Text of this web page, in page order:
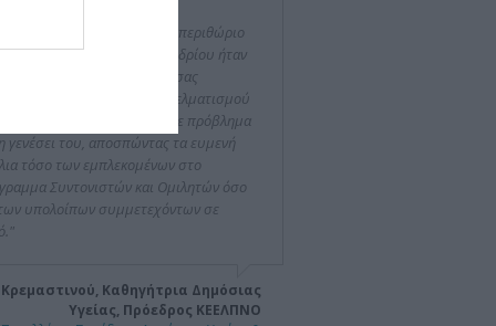
το γεγονός ότι το χρονικό περιθώριο
του εφετινού Συνεδρίου ήταν
βραχύ, οι συνεργάτες σας
υψηλό επίπεδο επαγγελματισμού
ευσυνειδησίας λύνοντας κάθε πρόβλημα
γενέσει του, αποσπώντας τα ευμενή
τόσο των εμπλεκομένων στο
Συντονιστών και Ομιλητών όσο
υπολοίπων συμμετεχόντων σε
Κρεμαστινού, Καθηγήτρια Δημόσιας
Υγείας, Πρόεδρος ΚΕΕΛΠΝΟ